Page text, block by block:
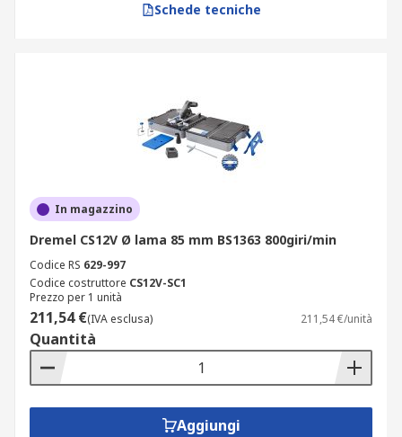
Schede tecniche
In magazzino
Dremel CS12V Ø lama 85 mm BS1363 800giri/min
Codice RS 629-997
Codice costruttore CS12V-SC1
Prezzo per 1 unità
211,54 €(IVA esclusa) 211,54 €/unità
Quantità
Aggiungi